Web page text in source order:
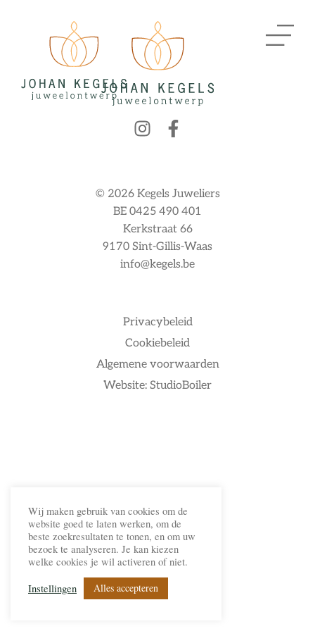
Privacybeleid
Cookiebeleid
Algemene voorwaarden
Website: StudioBoiler
© 2026 Kegels Juweliers
BE 0425 490 401
Kerkstraat 66
9170 Sint-Gillis-Waas
info@kegels.be
Wij maken gebruik van cookies om de
website goed te laten werken, om de
beste zoekresultaten te tonen, en om uw
bezoek te analyseren. Je kan kiezen
welke cookies je wil activeren of niet.
Instellingen
Alles accepteren